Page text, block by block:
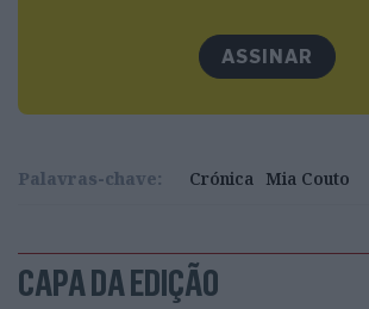
ASSINAR
Palavras-chave: Crónica Mia Couto
CAPA DA EDIÇÃO